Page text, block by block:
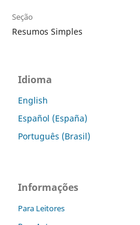
Seção
Resumos Simples
Idioma
English
Español (España)
Português (Brasil)
Informações
Para Leitores